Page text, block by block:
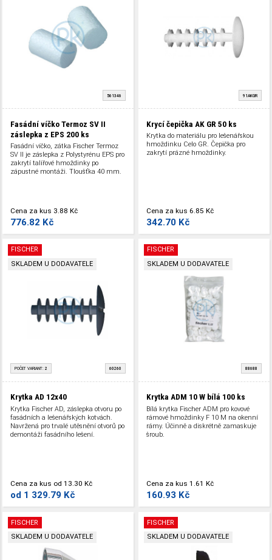
561346
Fasádní víčko Termoz SV II
záslepka z EPS 200 ks
Fasádní víčko, zátka Fischer Termoz
SV II je záslepka z Polystyrénu EPS pro
zakrytí talířové hmoždinky po
zápustné montáži. Tloušťka 40 mm.
Cena za kus 3.88 Kč
776.82 Kč
91AKGR
Krycí čepička AK GR 50 ks
Krytka do materiálu pro lešenářskou
hmoždinku Celo GR. Čepička pro
zakrytí prázné hmoždinky.
Cena za kus 6.85 Kč
342.70 Kč
FISCHER
SKLADEM U DODAVATELE
POČET VARIANT: 2 60260
Krytka AD 12x40
Krytka Fischer AD, záslepka otvoru po
fasádních a lešenářských kotvách.
Navržená pro trvalé utěsnění otvorů po
demontáži fasádního lešení.
Cena za kus od 13.30 Kč
od 1 329.79 Kč
FISCHER
SKLADEM U DODAVATELE
88688
Krytka ADM 10 W bílá 100 ks
Bílá krytka Fischer ADM pro kovové
rámové hmoždinky F 10 M na okenní
rámy. Účinně a diskrétně zamaskuje
šroub.
Cena za kus 1.61 Kč
160.93 Kč
FISCHER
SKLADEM U DODAVATELE
FISCHER
SKLADEM U DODAVATELE